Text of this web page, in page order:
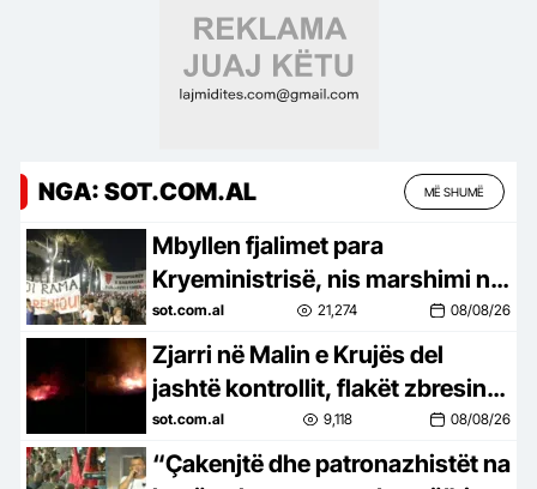
NGA: SOT.COM.AL MË SHUMË
Mbyllen fjalimet para
Kryeministrisë, nis marshimi në
Bulevard: Nesër më shumë!
sot.com.al 21,274 08/08/26
Zjarri në Malin e Krujës del
jashtë kontrollit, flakët zbresin
drejt zonave të banuara
sot.com.al 9,118 08/08/26
“Çakenjtë dhe patronazhistët na